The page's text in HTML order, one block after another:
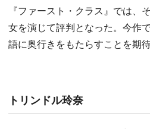
『ファースト・クラス』では、
女を演じて評判となった。今作
語に奥行きをもたらすことを期待
トリンドル玲奈